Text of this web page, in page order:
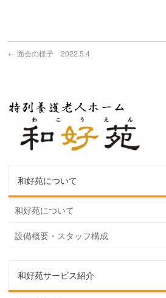
← 面会の様子 2022.5.4
和好苑について
和好苑について
設備概要・スタッフ構成
和好苑サービス紹介